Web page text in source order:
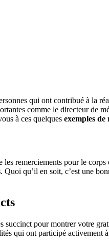
qui ont contribué à la
comme le directeur de
à ces quelques exemples
remerciements pour le
. Quoi qu’il en soit, c’est une
succinct pour montrer votre
qui ont participé activement